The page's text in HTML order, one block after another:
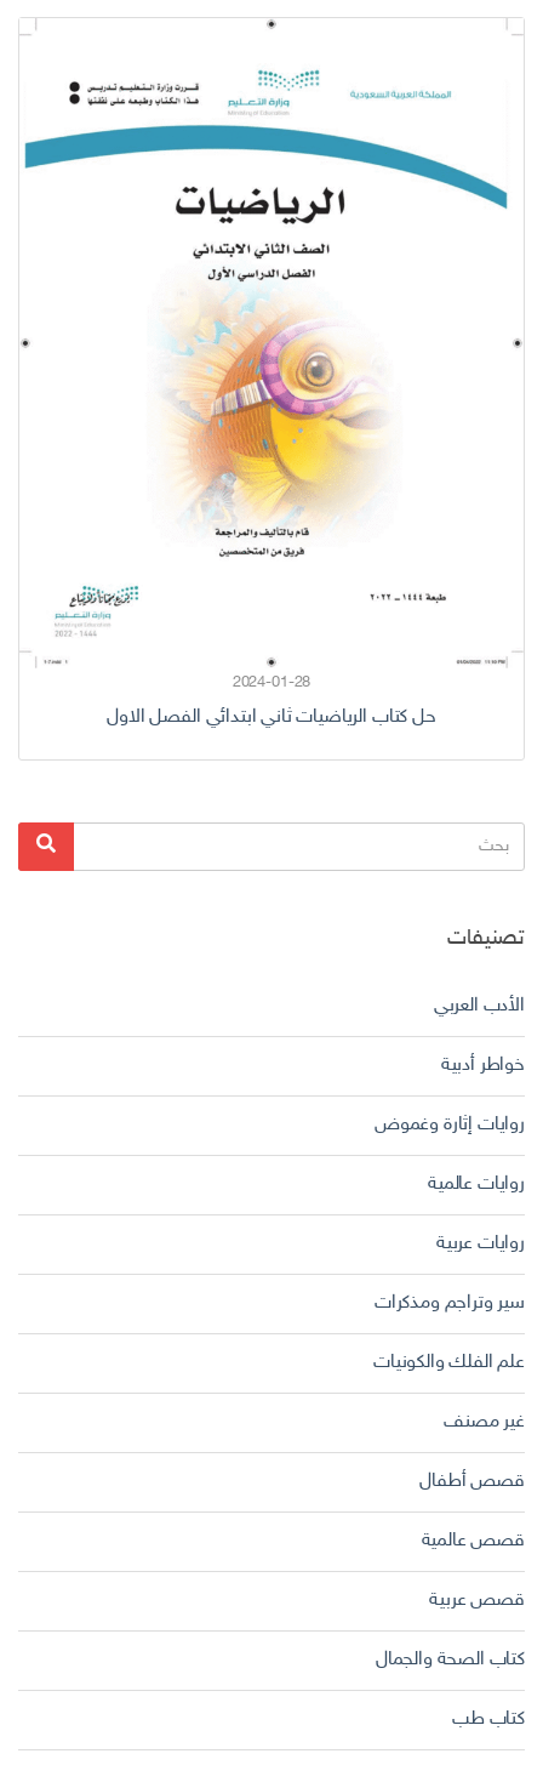
2024-01-28
حل كتاب الرياضيات ثاني ابتدائي الفصل الاول
البحث
عن:
بحث
تصنيفات
الأدب العربي
خواطر أدبية
روايات إثارة وغموض
روايات عالمية
روايات عربية
سير وتراجم ومذكرات
علم الفلك والكونيات
غير مصنف
قصص أطفال
قصص عالمية
قصص عربية
كتاب الصحة والجمال
كتاب طب